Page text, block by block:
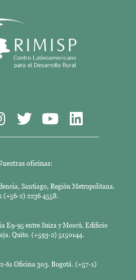
oficinas:
Santiago, Región Metropolitana.
(+56-2) 2236 4558.
E9-95 entre Suiza y Moscú. Edificio
Quito. (+593-2) 5150144.
61 Oficina 303. Bogotá. (+57-1)